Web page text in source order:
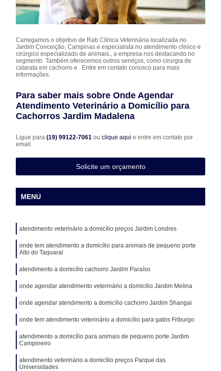
Carregamos o objetivo de Rab Clínica Veterinária localizada no
Jardim Conceição, Campinas e especialista no atendimento clínico e
cirúrgico especializado de animais., a empresa nos destacando no
segmento. Também oferecemos outros serviços, como cirurgia de
catarata em cachorro e . Entre em contato conosco para mais
informações.
Para saber mais sobre Onde Agendar
Atendimento Veterinário a Domicílio para
Cachorros Jardim Madalena
Ligue para(19) 99122-7061ouclique aqui e entre em contato por
email.
Solicite um orçamento
MENU
atendimento veterinário a domicílio preços Jardim Londres
onde tem atendimento a domicílio para animais de pequeno porte
Alto do Taquaral
atendimento a domicílio cachorro Jardim Paraíso
onde agendar atendimento veterinário a domicílio Jardim Melina
onde agendar atendimento a domicílio cachorro Jardim Shangai
onde tem atendimento veterinário a domicílio para gatos Friburgo
atendimento a domicílio para animais de pequeno porte Jardim
Campineiro
atendimento veterinário a domicílio preços Parque das
Universidades